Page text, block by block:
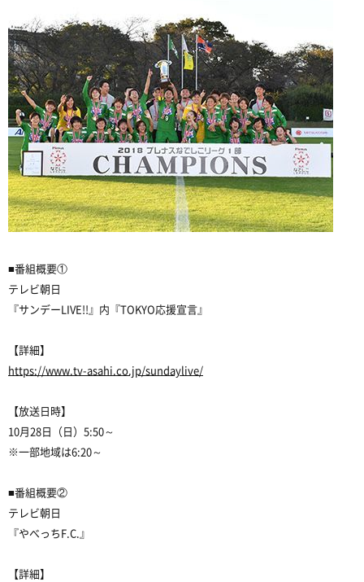
■番組概要①
テレビ朝日
『サンデーLIVE!!』内『TOKYO応援宣言』
【詳細】
https://www.tv-asahi.co.jp/sundaylive/
【放送日時】
10月28日（日）5:50～
※一部地域は6:20～
■番組概要②
テレビ朝日
『やべっちF.C.』
【詳細】